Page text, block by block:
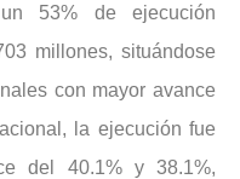
53% de ejecución
millones, situándose
con mayor avance
la ejecución fue
del 40.1% y 38.1%,